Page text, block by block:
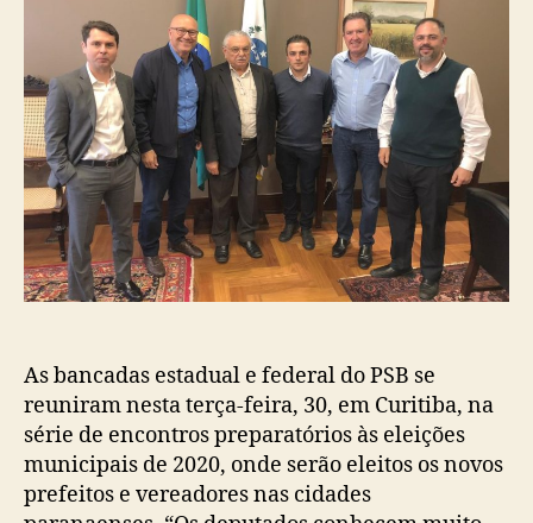
As bancadas estadual e federal do PSB se
reuniram nesta terça-feira, 30, em Curitiba, na
série de encontros preparatórios às eleições
municipais de 2020, onde serão eleitos os novos
prefeitos e vereadores nas cidades